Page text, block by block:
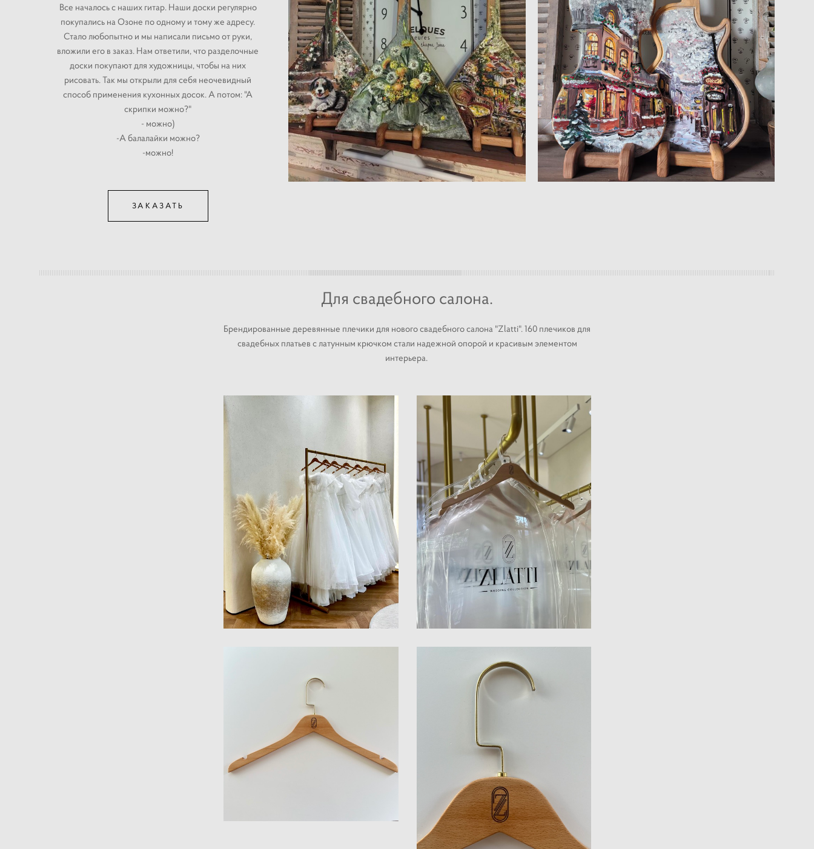
Все началось с наших гитар. Наши доски регулярно
покупались на Озоне по одному и тому же адресу.
Стало любопытно и мы написали письмо от руки,
вложили его в заказ. Нам ответили, что разделочные
доски покупают для художницы, чтобы на них
рисовать. Так мы открыли для себя неочевидный
способ применения кухонных досок. А потом: "А
скрипки можно?"
- можно)
-А балалайки можно?
-можно!
ЗАКАЗАТЬ
Для свадебного салона.
Брендированные деревянные плечики для нового свадебного салона "Zlatti". 160 плечиков для
свадебных платьев с латунным крючком стали надежной опорой и красивым элементом
интерьера.